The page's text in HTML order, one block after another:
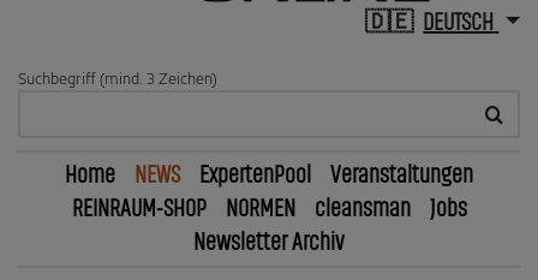
DEUTSCH
Suchbegriff (mind. 3 Zeichen)
Home NEWS ExpertenPool
Veranstaltungen
REINRAUM-SHOP
NORMEN cleansman
Jobs
Newsletter Archiv